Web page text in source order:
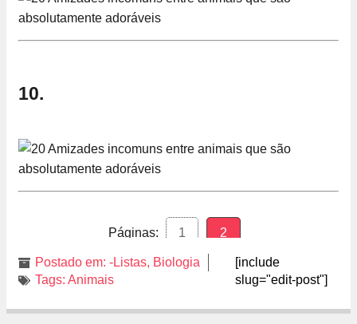
10.
Páginas: 1 2
Postado em: -Listas, Biologia
Tags: Animais
[include
slug="edit-post"]